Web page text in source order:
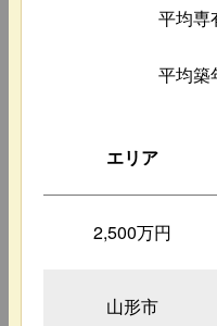
平均専
平均築
エリア
2,500万円
山形市